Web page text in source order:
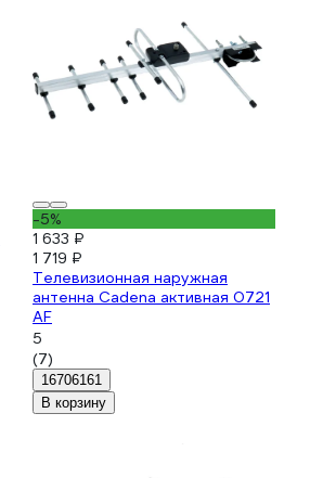
-5%
1 633 ₽
1 719 ₽
Телевизионная наружная
антенна Cadena активная 0721
AF
5
(7)
16706161
В корзину